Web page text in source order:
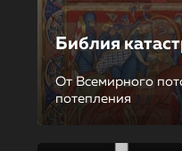
Библия
От Всемирного
потепления